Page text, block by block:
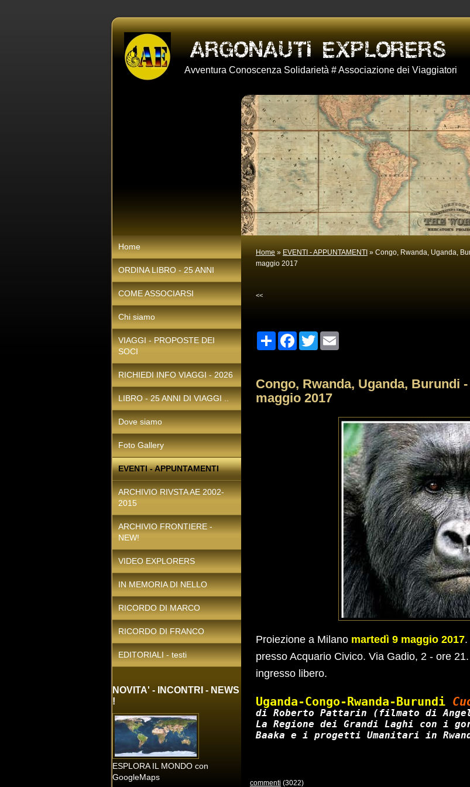
Avventura Conoscenza Solidarietà # Associazione dei Viaggiatori
Home » EVENTI - APPUNTAMENTI » Congo, Rwanda, Uganda,
maggio 2017
<<
Share Facebook
Twitter
Congo, Rwanda, Uganda, Burundi
maggio 2017
Proiezione a Milano martedì 9 maggio 2017.
presso Acquario Civico. Via Gadio, 2 - ore 21.
ingresso libero.
Uganda-Congo-Rwanda-Burundi
di Roberto Pattarin (filmato di
La Regione dei Grandi Laghi con i
commenti (3022)
Home
ORDINA LIBRO - 25 ANNI
COME ASSOCIARSI
Chi siamo
VIAGGI - PROPOSTE DEI
SOCI
RICHIEDI INFO VIAGGI - 2026
LIBRO - 25 ANNI DI VIAGGI ..
Dove siamo
Foto Gallery
EVENTI - APPUNTAMENTI
ARCHIVIO RIVSTA AE 2002-
2015
ARCHIVIO FRONTIERE -
NEW!
VIDEO EXPLORERS
IN MEMORIA DI NELLO
RICORDO DI MARCO
RICORDO DI FRANCO
EDITORIALI - testi
NOVITA' - INCONTRI - NEWS
!
ESPLORA IL MONDO con
GoogleMaps